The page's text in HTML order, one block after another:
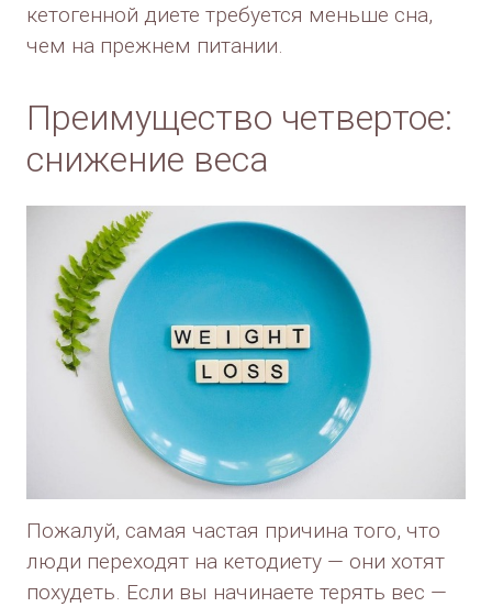
кетогенной диете требуется меньше сна,
чем на прежнем питании.
Преимущество четвертое:
снижение веса
Пожалуй, самая частая причина того, что
люди переходят на кетодиету — они хотят
похудеть. Если вы начинаете терять вес —